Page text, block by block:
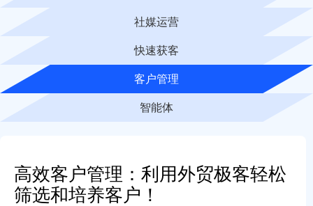
社媒运营
快速获客
客户管理
智能体
高效客户管理：利用外贸极客轻松
筛选和培养客户！